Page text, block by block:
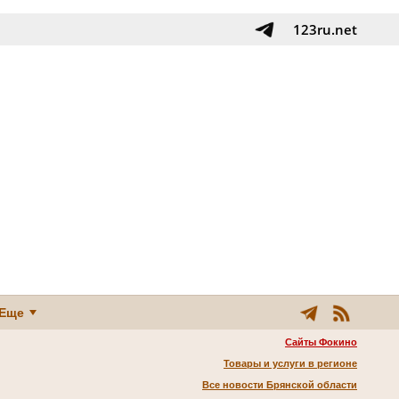
123ru.net
Еще
Сайты Фокино
Товары и услуги в регионе
Все новости Брянской области